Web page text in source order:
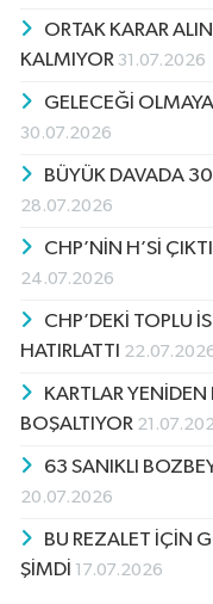
ORTAK KARAR
KALMIYOR 31.07.2026
GELECEĞİ
30.07.2026
BÜYÜK DAVADA
28.07.2026
CHP’NİN H’Sİ
24.07.2026
CHP’DEKİ TOPLU
HATIRLATTI
KARTLAR YENİDEN
BOŞALTIYOR
63 SANIKLI
20.07.2026
BU REZALET İÇİN
ŞİMDİ 17.07.2026